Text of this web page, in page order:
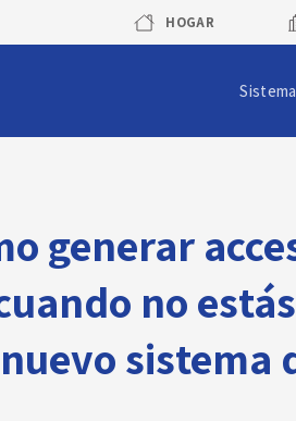
HOGAR
generar
no
sistema